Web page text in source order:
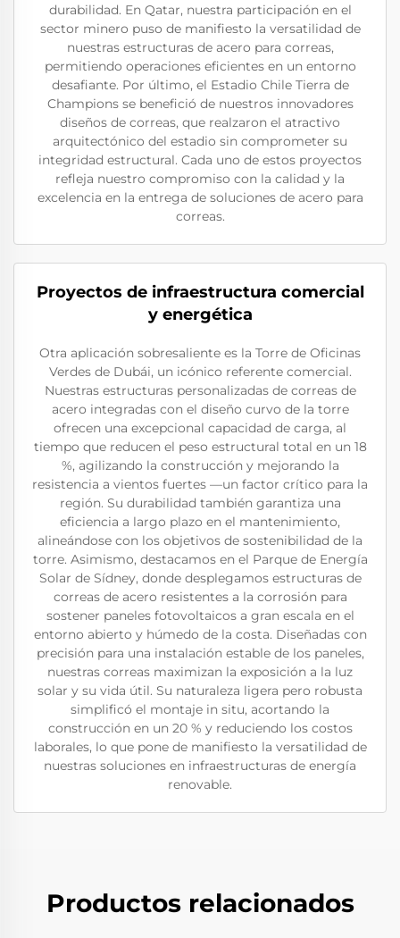
durabilidad. En Qatar, nuestra participación en el
sector minero puso de manifiesto la versatilidad de
nuestras estructuras de acero para correas,
permitiendo operaciones eficientes en un entorno
desafiante. Por último, el Estadio Chile Tierra de
Champions se benefició de nuestros innovadores
diseños de correas, que realzaron el atractivo
arquitectónico del estadio sin comprometer su
integridad estructural. Cada uno de estos proyectos
refleja nuestro compromiso con la calidad y la
excelencia en la entrega de soluciones de acero para
correas.
Proyectos de infraestructura comercial
y energética
Otra aplicación sobresaliente es la Torre de Oficinas
Verdes de Dubái, un icónico referente comercial.
Nuestras estructuras personalizadas de correas de
acero integradas con el diseño curvo de la torre
ofrecen una excepcional capacidad de carga, al
tiempo que reducen el peso estructural total en un 18
%, agilizando la construcción y mejorando la
resistencia a vientos fuertes —un factor crítico para la
región. Su durabilidad también garantiza una
eficiencia a largo plazo en el mantenimiento,
alineándose con los objetivos de sostenibilidad de la
torre. Asimismo, destacamos en el Parque de Energía
Solar de Sídney, donde desplegamos estructuras de
correas de acero resistentes a la corrosión para
sostener paneles fotovoltaicos a gran escala en el
entorno abierto y húmedo de la costa. Diseñadas con
precisión para una instalación estable de los paneles,
nuestras correas maximizan la exposición a la luz
solar y su vida útil. Su naturaleza ligera pero robusta
simplificó el montaje in situ, acortando la
construcción en un 20 % y reduciendo los costos
laborales, lo que pone de manifiesto la versatilidad de
nuestras soluciones en infraestructuras de energía
renovable.
Productos relacionados